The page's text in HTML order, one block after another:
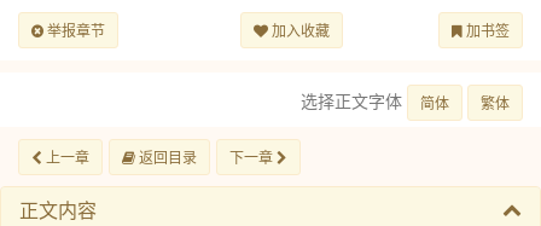
举报章节 加入收藏 加书签
选择正文字体 简体 繁体
上一章 返回目录 下一章
正文内容